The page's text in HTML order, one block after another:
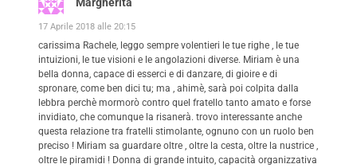
17 Aprile 2018 alle 20:15
carissima Rachele, leggo sempre volentieri le tue righe , le tue
intuizioni, le tue visioni e le angolazioni diverse. Miriam è una
bella donna, capace di esserci e di danzare, di gioire e di
spronare, come ben dici tu; ma , ahimè, sarà poi colpita dalla
lebbra perchè mormorò contro quel fratello tanto amato e forse
invidiato, che comunque la risanerà. trovo interessante anche
questa relazione tra fratelli stimolante, ognuno con un ruolo ben
preciso ! Miriam sa guardare oltre , oltre la cesta, oltre la nustrice ,
oltre le piramidi ! Donna di grande intuito, capacità organizzativa